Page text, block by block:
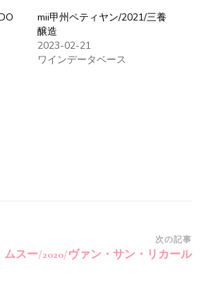
mii甲州ペティヤン/2021/三養
醸造
2023-02-21
ワインデータベース
次の記事
ムスー/2020/ヴァン・サン・リカール